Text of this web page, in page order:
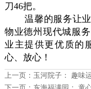
刀46把。
温馨的服务让业
物业德州现代城服
业主提供更优质的
心、放心！
上一页： 玉河院子： 趣味